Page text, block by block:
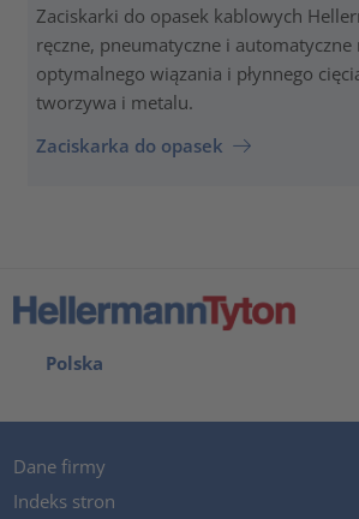
Zaciskarki do opasek kablowych
ręczne, pneumatyczne i automatyczne
optymalnego wiązania i płynnego
tworzywa i metalu.
Zaciskarka do opasek
Polska
Dane firmy
Indeks stron